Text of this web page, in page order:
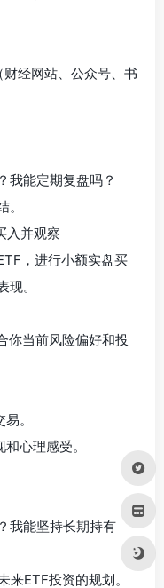
经网站、公众号、书
我能定期复盘吗？
入并观察
，进行小额实盘买
。
你当前风险偏好和投
。
心理感受。
我能坚持长期持有
ETF投资的规划。